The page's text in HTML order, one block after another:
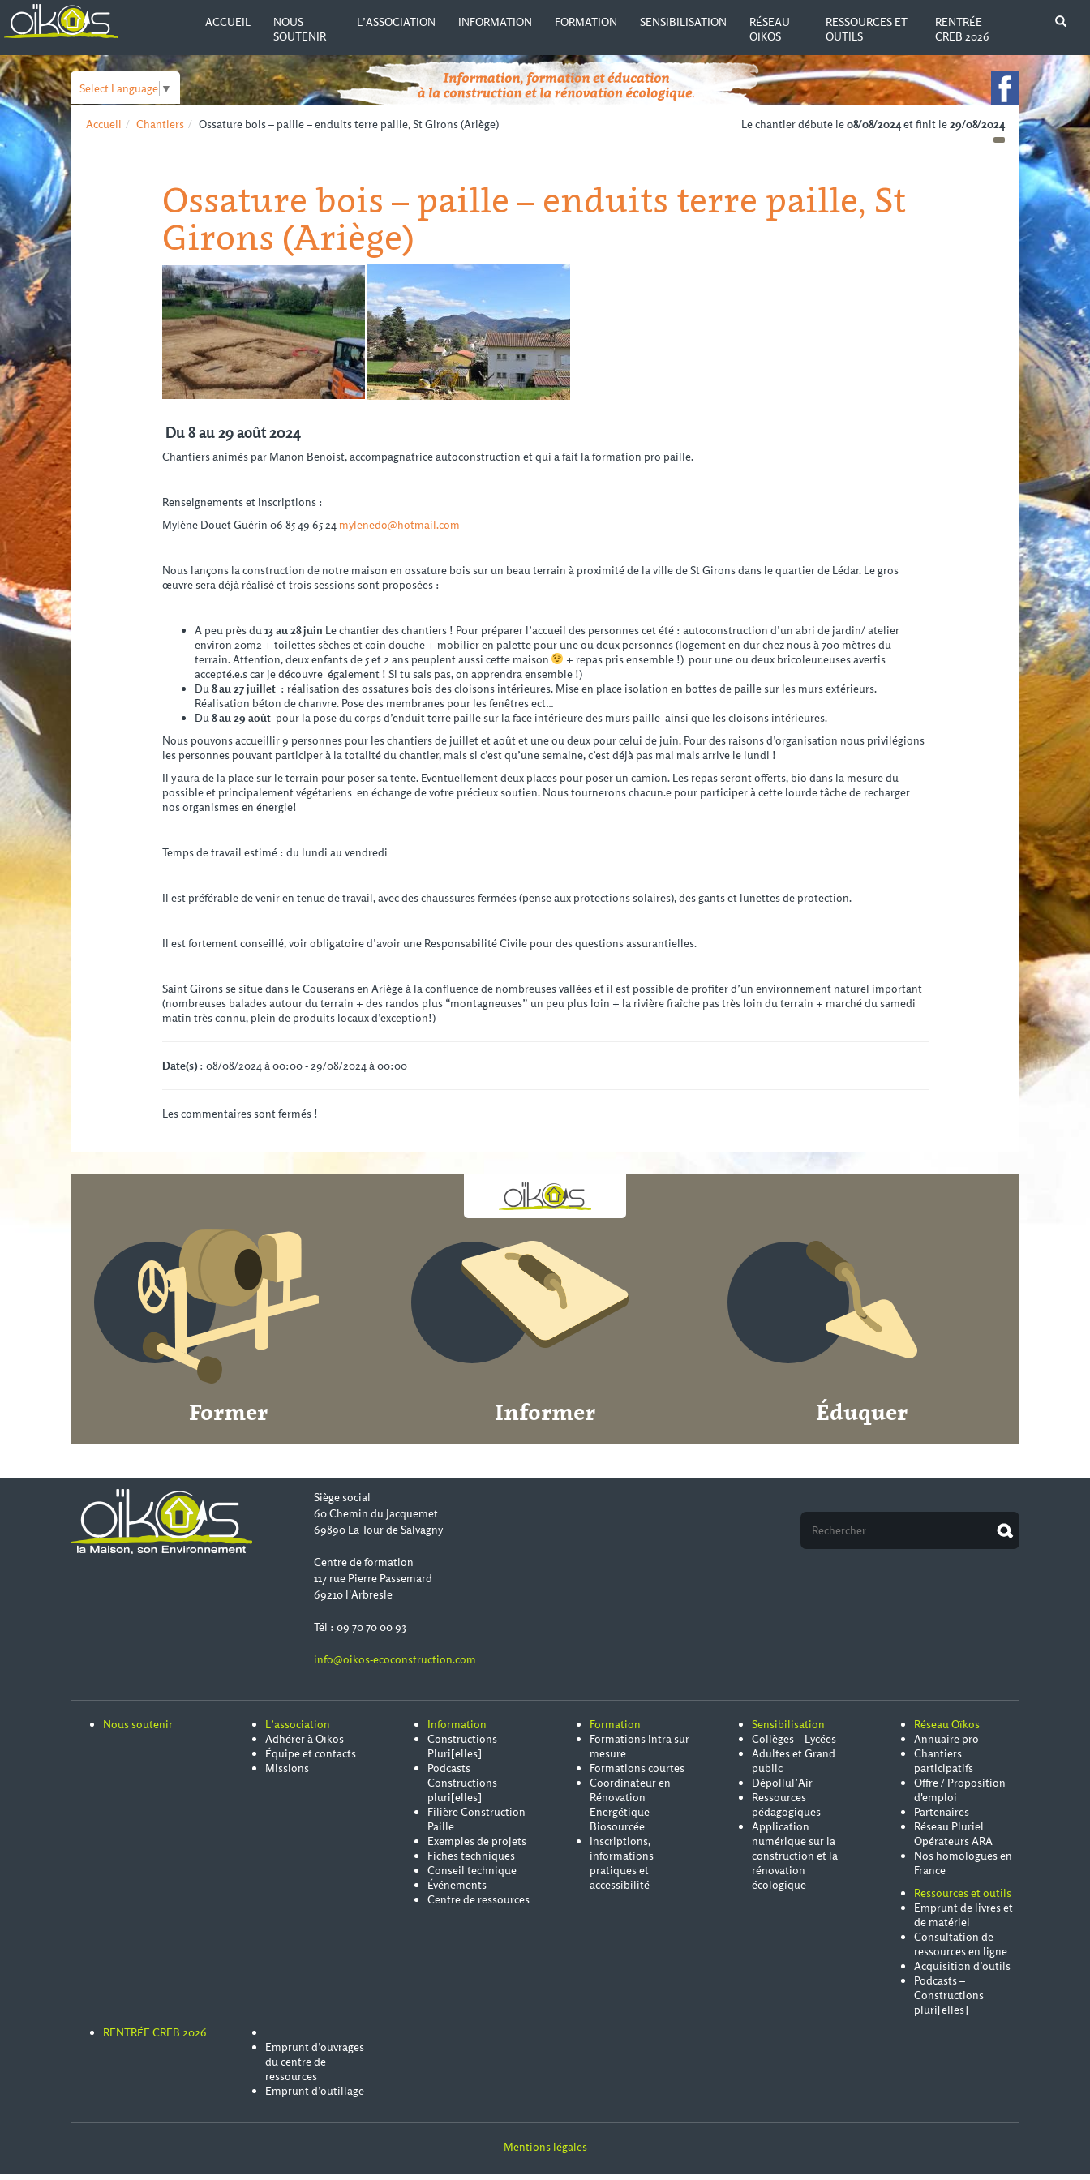
ACCUEIL
NOUS
SOUTENIR
L’ASSOCIATION INFORMATION FORMATION SENSIBILISATION
RÉSEAU
OÏKOS
RESSOURCES ET
OUTILS
RENTRÉE
CREB 2026
Select Language ▼
Accueil Chantiers Ossature bois – paille – enduits terre paille, St Girons (Ariège) Le chantier débute le08/08/2024et finit le29/08/2024
Ossature bois – paille – enduits terre paille, St
Girons (Ariège)
Du 8 au 29 août 2024
Chantiers animés par Manon Benoist, accompagnatrice autoconstruction et qui a fait la formation pro paille.
Renseignements et inscriptions :
Mylène Douet Guérin 06 85 49 65 24mylenedo@hotmail.com
Nous lançons la construction de notre maison en ossature bois sur un beau terrain à proximité de la ville de St Girons dans le quartier de Lédar. Le gros
œuvre sera déjà réalisé et trois sessions sont proposées :
A peu près du13 au 28 juin Le chantier des chantiers ! Pour préparer l’accueil des personnes cet été : autoconstruction d’un abri de jardin/ atelier
environ 20m2 + toilettes sèches et coin douche + mobilier en palette pour une ou deux personnes (logement en dur chez nous à 700 mètres du
terrain. Attention, deux enfants de 5 et 2 ans peuplent aussi cette maison
+ repas pris ensemble !) pour une ou deux bricoleur.euses avertis
accepté.e.s car je découvre également ! Si tu sais pas, on apprendra ensemble !)
Du8 au 27 juillet: réalisation des ossatures bois des cloisons intérieures. Mise en place isolation en bottes de paille sur les murs extérieurs.
Réalisation béton de chanvre. Pose des membranes pour les fenêtres ect…
Du8 au 29 aoûtpour la pose du corps d’enduit terre paille sur la face intérieure des murs paille ainsi que les cloisons intérieures.
Nous pouvons accueillir 9 personnes pour les chantiers de juillet et août et une ou deux pour celui de juin. Pour des raisons d’organisation nous privilégions
les personnes pouvant participer à la totalité du chantier, mais si c’est qu’une semaine, c’est déjà pas mal mais arrive le lundi !
Il y aura de la place sur le terrain pour poser sa tente. Eventuellement deux places pour poser un camion. Les repas seront offerts, bio dans la mesure du
possible et principalement végétariens en échange de votre précieux soutien. Nous tournerons chacun.e pour participer à cette lourde tâche de recharger
nos organismes en énergie!
Temps de travail estimé : du lundi au vendredi
Il est préférable de venir en tenue de travail, avec des chaussures fermées (pense aux protections solaires), des gants et lunettes de protection.
Il est fortement conseillé, voir obligatoire d’avoir une Responsabilité Civile pour des questions assurantielles.
Saint Girons se situe dans le Couserans en Ariège à la confluence de nombreuses vallées et il est possible de profiter d’un environnement naturel important
(nombreuses balades autour du terrain + des randos plus “montagneuses” un peu plus loin + la rivière fraîche pas très loin du terrain + marché du samedi
matin très connu, plein de produits locaux d’exception!)
Date(s): 08/08/2024 à 00:00 - 29/08/2024 à 00:00
Les commentaires sont fermés !
Former Informer Éduquer
Siège social
60 Chemin du Jacquemet
69890 La Tour de Salvagny
Centre de formation
117 rue Pierre Passemard
69210 l'Arbresle
Tél : 09 70 70 00 93
info@oikos-ecoconstruction.com
Nous soutenir
L’association
Adhérer à Oïkos
Équipe et contacts
Missions
Information
Constructions
Pluri[elles]
Podcasts
Constructions
pluri[elles]
Filière Construction
Paille
Exemples de projets
Fiches techniques
Conseil technique
Événements
Centre de ressources
Formation
Formations Intra sur
mesure
Formations courtes
Coordinateur en
Rénovation
Energétique
Biosourcée
Inscriptions,
informations
pratiques et
accessibilité
Sensibilisation
Collèges – Lycées
Adultes et Grand
public
Dépollul’Air
Ressources
pédagogiques
Application
numérique sur la
construction et la
rénovation
écologique
Réseau Oïkos
Annuaire pro
Chantiers
participatifs
Offre / Proposition
d'emploi
Partenaires
Réseau Pluriel
Opérateurs ARA
Nos homologues en
France
Ressources et outils
Emprunt de livres et
de matériel
Consultation de
ressources en ligne
Acquisition d’outils
Podcasts –
Constructions
pluri[elles]
RENTRÉE CREB 2026
Emprunt d’ouvrages
du centre de
ressources
Emprunt d’outillage
Mentions légales